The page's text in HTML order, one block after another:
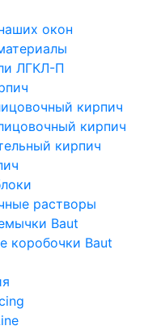
окон
ЛГКЛ-П
кирпич
кирпич
кирпич
растворы
Baut
коробочки Baut